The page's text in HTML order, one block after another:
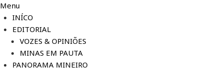
Menu
INÍCO
EDITORIAL
VOZES & OPINIÕES
MINAS EM PAUTA
PANORAMA MINEIRO